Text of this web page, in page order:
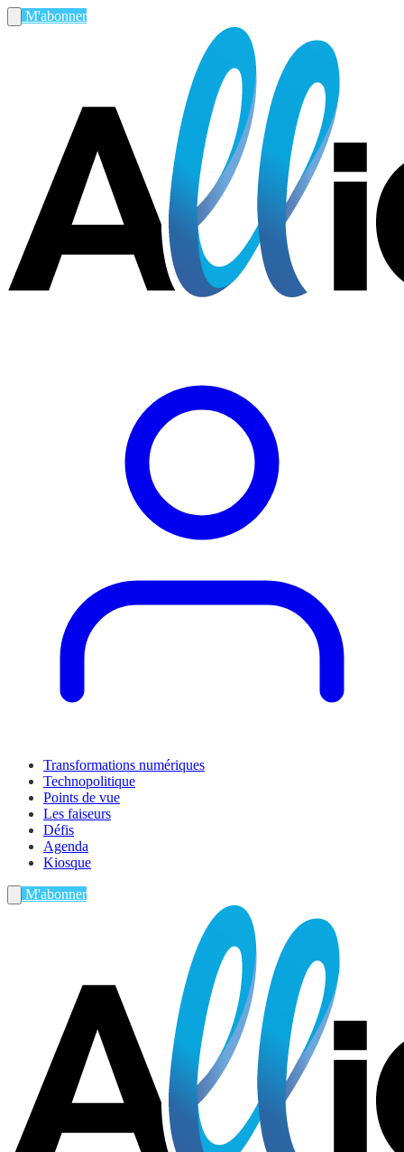
M'abonner
Transformations numériques
Technopolitique
Points de vue
Les faiseurs
Défis
Agenda
Kiosque
M'abonner